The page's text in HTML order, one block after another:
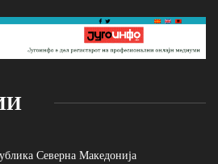
Северна Македонија